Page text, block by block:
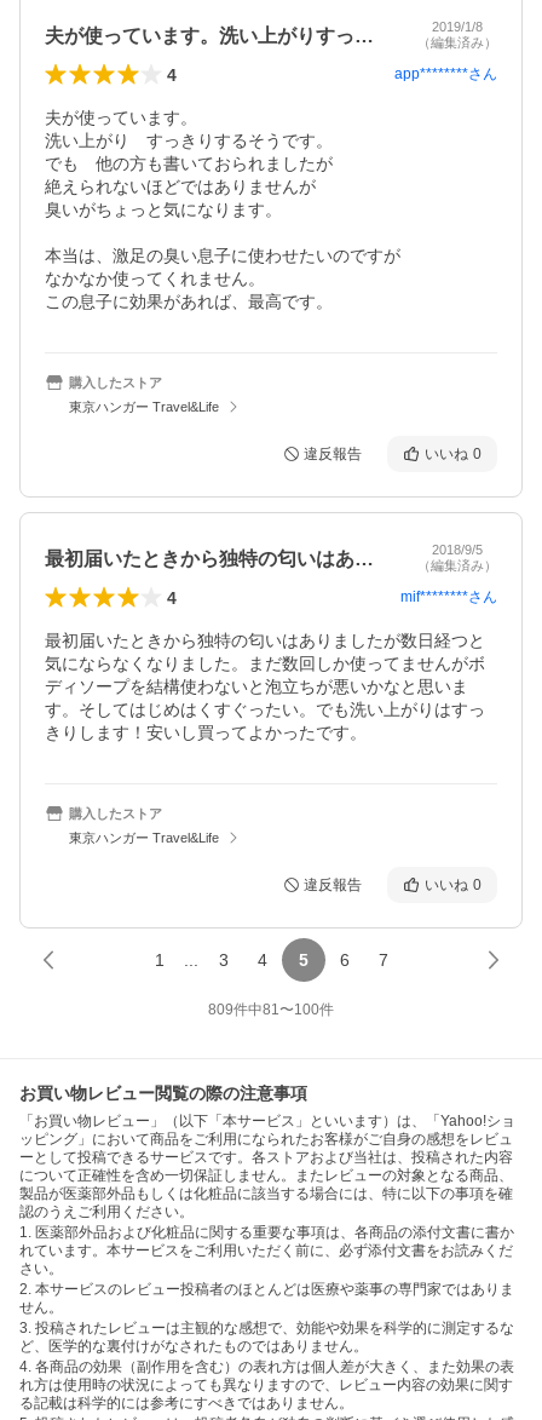
夫が使っています。洗い上がりすっきりす…
2019/1/8
（編集済み）
4 app********さん
夫が使っています。
洗い上がり　すっきりするそうです。
でも　他の方も書いておられましたが
絶えられないほどではありませんが
臭いがちょっと気になります。
本当は、激足の臭い息子に使わせたいのですが
なかなか使ってくれません。
この息子に効果があれば、最高です。
購入したストア
東京ハンガー Travel&Life
違反報告 いいね 0
最初届いたときから独特の匂いはありまし…
2018/9/5
（編集済み）
4 mif********さん
最初届いたときから独特の匂いはありましたが数日経つと
気にならなくなりました。まだ数回しか使ってませんがボ
ディソープを結構使わないと泡立ちが悪いかなと思いま
す。そしてはじめはくすぐったい。でも洗い上がりはすっ
きりします！安いし買ってよかったです。
購入したストア
東京ハンガー Travel&Life
違反報告 いいね 0
1 3 4 5 6 7
809件中81〜100件
お買い物レビュー閲覧の際の注意事項
「お買い物レビュー」（以下「本サービス」といいます）は、「Yahoo!ショ
ッピング」において商品をご利用になられたお客様がご自身の感想をレビュ
ーとして投稿できるサービスです。各ストアおよび当社は、投稿された内容
について正確性を含め一切保証しません。またレビューの対象となる商品、
製品が医薬部外品もしくは化粧品に該当する場合には、特に以下の事項を確
認のうえご利用ください。
1. 医薬部外品および化粧品に関する重要な事項は、各商品の添付文書に書か
れています。本サービスをご利用いただく前に、必ず添付文書をお読みくだ
さい。
2. 本サービスのレビュー投稿者のほとんどは医療や薬事の専門家ではありま
せん。
3. 投稿されたレビューは主観的な感想で、効能や効果を科学的に測定するな
ど、医学的な裏付けがなされたものではありません。
4. 各商品の効果（副作用を含む）の表れ方は個人差が大きく、また効果の表
れ方は使用時の状況によっても異なりますので、レビュー内容の効果に関す
る記載は科学的には参考にすべきではありません。